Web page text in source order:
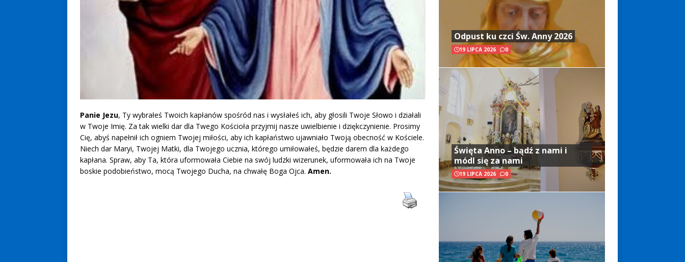
Panie Jezu, Ty wybrałeś Twoich kapłanów spośród nas i wysłałeś ich, aby głosili Twoje Słowo i działali
w Twoje Imię. Za tak wielki dar dla Twego Kościoła przyjmij nasze uwielbienie i dziękczynienie. Prosimy
Cię, abyś napełnił ich ogniem Twojej miłości, aby ich kapłaństwo ujawniało Twoją obecność w Kościele.
Niech dar Maryi, Twojej Matki, dla Twojego ucznia, którego umiłowałeś, będzie darem dla każdego
kapłana. Spraw, aby Ta, która uformowała Ciebie na swój ludzki wizerunek, uformowała ich na Twoje
boskie podobieństwo, mocą Twojego Ducha, na chwałę Boga Ojca. Amen.
Odpust ku czci Św. Anny 2026
19 LIPCA 2026 0
Święta Anno – bądź z nami i
módl się za nami
19 LIPCA 2026 0